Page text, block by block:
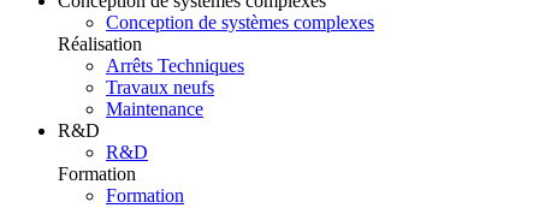
Conception de systèmes complexes
Réalisation
Arrêts Techniques
Travaux neufs
Maintenance
R&D
R&D
Formation
Formation